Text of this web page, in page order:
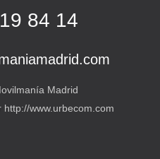
84 14
Madrid
www.urbecom.com